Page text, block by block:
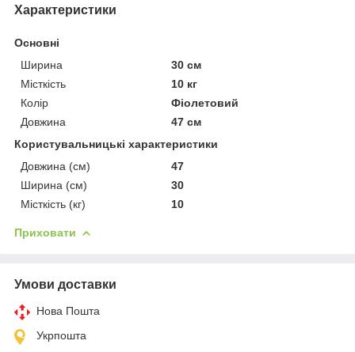
Характеристики
Основні
Ширина
30 см
Місткість
10 кг
Колір
Фіолетовий
Довжина
47 см
Користувальницькі характеристики
Довжина (см)
47
Ширина (см)
30
Місткість (кг)
10
Приховати
Умови доставки
Нова Пошта
Укрпошта